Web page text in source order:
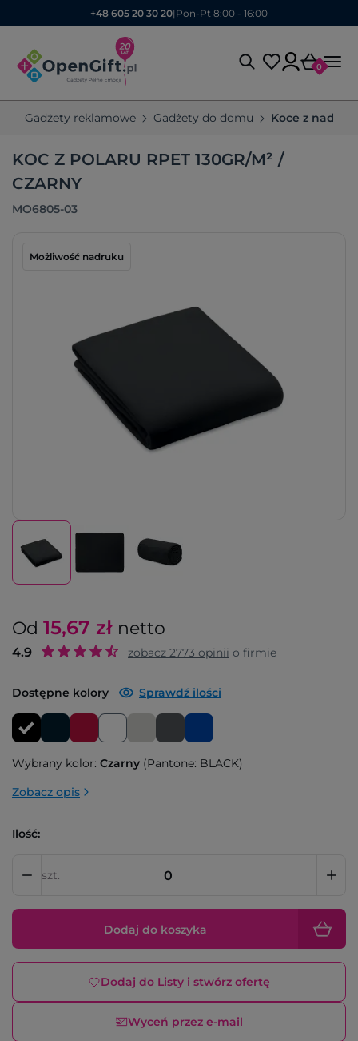
+48 605 20 30 20| Pon-Pt 8:00 - 16:00
0
Gadżety reklamowe Gadżety do domu Koce z
KOC Z POLARU RPET 130GR/M² /
CZARNY
MO6805-03
Możliwość nadruku
Od 15,67 zł netto
4.9 zobacz 2773 opinii o firmie
Dostępne kolory Sprawdź ilości
Wybrany kolor: Czarny (Pantone: BLACK)
Zobacz opis
Ilość:
szt.
Dodaj do koszyka
Dodaj do Listy i stwórz ofertę
Wyceń przez e-mail